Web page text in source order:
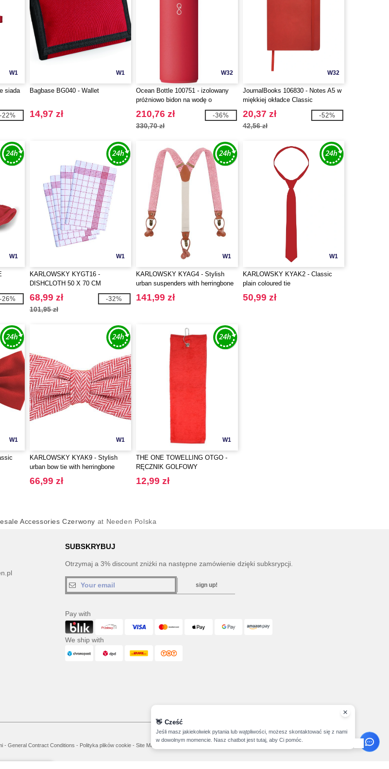
W1
siada
-22%
W1
Bagbase BG040 - Wallet
14,97 zł
W32
Ocean Bottle 100751 - izolowany
próżniowo bidon na wodę o
pojemności 500 ml
210,76 zł
330,70 zł
-36%
W32
JournalBooks 106830 - Notes A5 w
miękkiej okładce Classic
20,37 zł
42,56 zł
-52%
W1
-26%
W1
KARLOWSKY KYGT16 -
DISHCLOTH 50 X 70 CM
68,99 zł
101,95 zł
-32%
W1
KARLOWSKY KYAG4 - Stylish
urban suspenders with herringbone
pattern
141,99 zł
W1
KARLOWSKY KYAK2 - Classic
plain coloured tie
50,99 zł
W1 W1
KARLOWSKY KYAK9 - Stylish
urban bow tie with herringbone
pattern
66,99 zł
W1
THE ONE TOWELLING OTGO -
RĘCZNIK GOLFOWY
12,99 zł
Accessories Czerwony at Needen Polska
SUBSKRYBUJ
Otrzymaj a 3% discount zniżki na następne zamówienie dzięki subksrypcji.
sign up!
Pay with
We ship with
- General Contract Conditions - Polityka plików cookie- Site Map
👋 Cześć
Jeśli masz jakiekolwiek pytania lub wątpliwości, możesz skontaktować się z nami
w dowolnym momencie. Nasz chatbot jest tutaj, aby Ci pomóc.